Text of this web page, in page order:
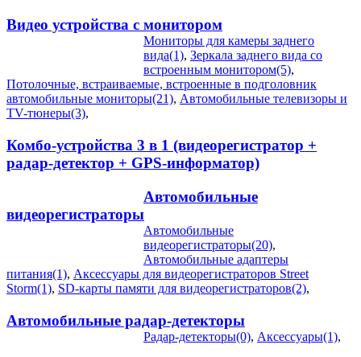
Видео устройства c монитором
Мониторы для камеры заднего
вида(1), Зеркала заднего вида со
встроенным монитором(5),
Потолочные, встраиваемые, встроенные в подголовник
автомобильные мониторы(21), Автомобильные телевизоры и
TV-тюнеры(3),
Комбо-устройства 3 в 1 (видеорегистратор +
радар-детектор + GPS-информатор)
Автомобильные
видеорегистраторы
Автомобильные
видеорегистраторы(20),
Автомобильные адаптеры
питания(1), Аксессуары для видеорегистраторов Street
Storm(1), SD-карты памяти для видеорегистраторов(2),
Автомобильные радар-детекторы
Радар-детекторы(0), Аксессуары(1),